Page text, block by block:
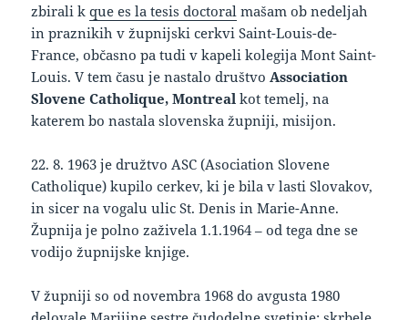
zbirali kque es la tesis doctoral mašam ob nedeljah
in praznikih v župnijski cerkvi Saint-Louis-de-
France, občasno pa tudi v kapeli kolegija Mont Saint-
Louis. V tem času je nastalo društvoAssociation
Slovene Catholique, Montreal kot temelj, na
katerem bo nastala slovenska župniji, misijon.
22. 8. 1963 je družtvo ASC (Asociation Slovene
Catholique) kupilo cerkev, ki je bila v lasti Slovakov,
in sicer na vogalu ulic St. Denis in Marie-Anne.
Župnija je polno zaživela 1.1.1964 – od tega dne se
vodijo župnijske knjige.
V župniji so od novembra 1968 do avgusta 1980